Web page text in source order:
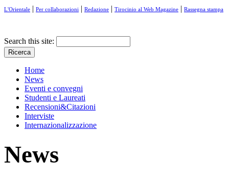
L'Orientale | Per collaborazioni | Redazione | Tirocinio al Web Magazine | Rassegna stampa
Search this site:
Home
News
Eventi e convegni
Studenti e Laureati
Recensioni&Citazioni
Interviste
Internazionalizzazione
News